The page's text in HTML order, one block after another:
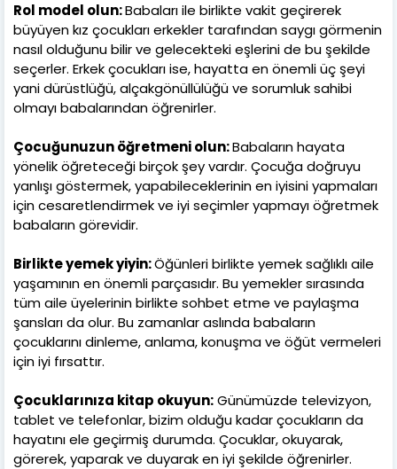
Rol model olun:Babaları ile birlikte vakit geçirerek
büyüyen kız çocukları erkekler tarafından saygı görmenin
nasıl olduğunu bilir ve gelecekteki eşlerini de bu şekilde
seçerler. Erkek çocukları ise, hayatta en önemli üç şeyi
yani dürüstlüğü, alçakgönüllülüğü ve sorumluk sahibi
olmayı babalarından öğrenirler.
Çocuğunuzun öğretmeni olun:Babaların hayata
yönelik öğreteceği birçok şey vardır. Çocuğa doğruyu
yanlışı göstermek, yapabileceklerinin en iyisini yapmaları
için cesaretlendirmek ve iyi seçimler yapmayı öğretmek
babaların görevidir.
Birlikte yemek yiyin:Öğünleri birlikte yemek sağlıklı aile
yaşamının en önemli parçasıdır. Bu yemekler sırasında
tüm aile üyelerinin birlikte sohbet etme ve paylaşma
şansları da olur. Bu zamanlar aslında babaların
çocuklarını dinleme, anlama, konuşma ve öğüt vermeleri
için iyi fırsattır.
Çocuklarınıza kitap okuyun:Günümüzde televizyon,
tablet ve telefonlar, bizim olduğu kadar çocukların da
hayatını ele geçirmiş durumda. Çocuklar, okuyarak,
görerek, yaparak ve duyarak en iyi şekilde öğrenirler.